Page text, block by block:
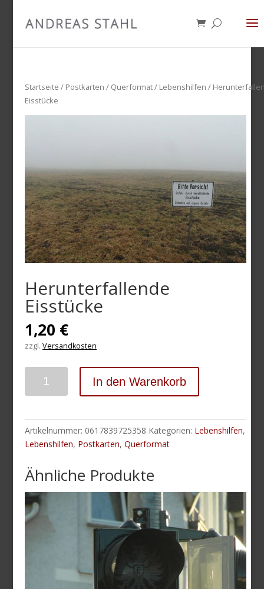
Startseite / Postkarten / Querformat/ Lebenshilfen /
Eisstücke
Herunterfallende
Eisstücke
1,20 €
zzgl.Versandkosten
In den Warenkorb
Artikelnummer: 0617839725358 Kategorien: Lebenshilfen,
Lebenshilfen, Postkarten,Querformat
Ähnliche Produkte